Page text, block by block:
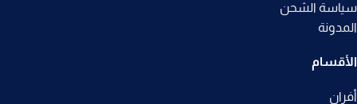
سياسة الشحن
المدونة
الأقسام
أفران